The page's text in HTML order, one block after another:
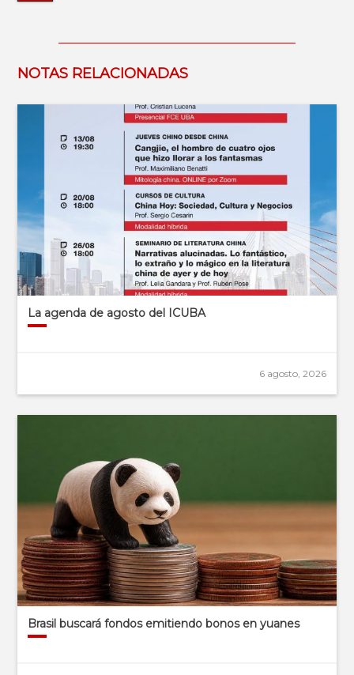
NOTAS RELACIONADAS
La agenda de agosto del ICUBA
6 agosto, 2026
Brasil buscará fondos emitiendo bonos en yuanes